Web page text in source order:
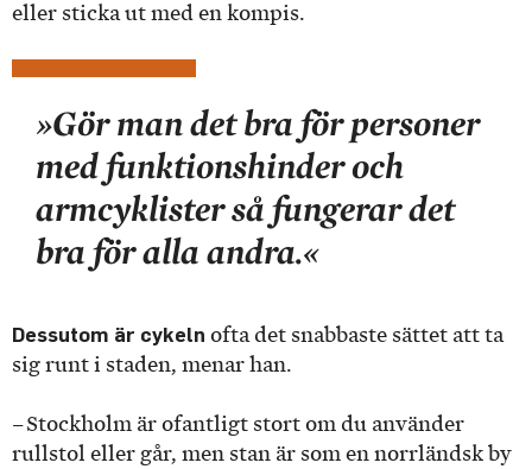
eller sticka ut med en kompis.
»Gör man det bra för personer
med funktionshinder och
armcyklister så fungerar det
bra för alla andra.«
Dessutom är cykeln ofta det snabbaste sättet att ta
sig runt i staden, menar han.
– Stockholm är ofantligt stort om du använder
rullstol eller går, men stan är som en norrländsk by